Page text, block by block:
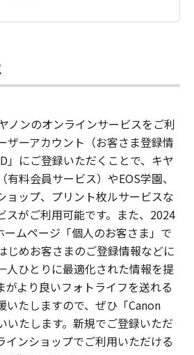
ノンのオンラインサービスをご利
ザーアカウント（お客さま登録情
」にご登録いただくことで、キヤ
料会員サービス）やEOS学園、
ョップ、プリント枚ルサービスな
スがご利用可能です。また、2024
ムページ「個人のお客さま」で
じめお客さまのご登録情報などに
人ひとりに最適化された情報を提
がより良いフォトライフを送れる
いたしますので、ぜひ「Canon
いたします。新規でご登録いただ
インショップでご利用いただける